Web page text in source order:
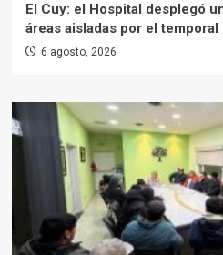
El Cuy: el Hospital desplegó
áreas aisladas por el temporal
6 agosto, 2026